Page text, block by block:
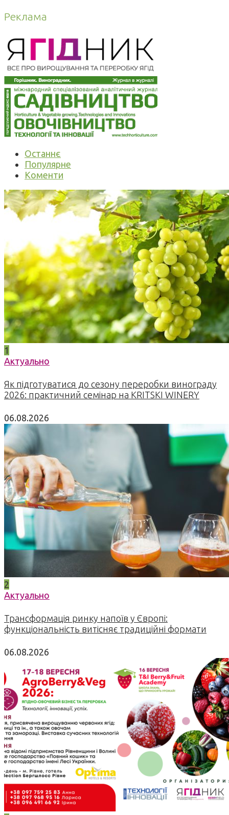
Реклама
Останнє
Популярне
Коменти
1
Актуально
Як підготуватися до сезону переробки винограду
2026: практичний семінар на KRITSKI WINERY
06.08.2026
2
Актуально
Трансформація ринку напоїв у Європі:
функціональність витісняє традиційні формати
06.08.2026